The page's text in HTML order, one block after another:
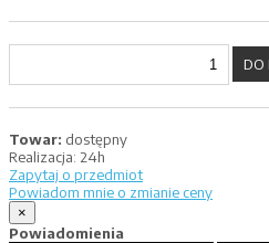
Towar: dostępny
Realizacja: 24h
Zapytaj o przedmiot
Powiadom mnie o zmianie ceny
×
Powiadomienia